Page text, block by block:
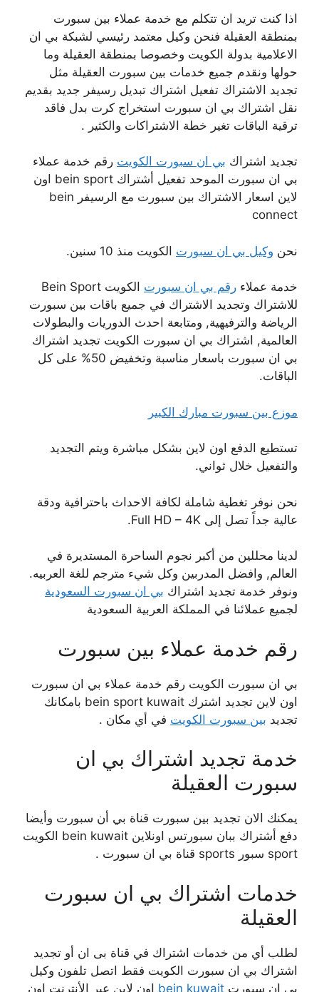
اذا كنت تريد ان تتكلم مع خدمة عملاء بين سبورت
بمنطقة العقيلة فنحن وكيل معتمد رئيسي لشبكة بي ان
الاعلامية بدولة الكويت وخصوصا بمنطقة العقيلة وما
حولها ونقدم جميع خدمات بين سبورت العقيلة مثل
تجديد الاشتراك تفعيل اشتراك تبديل رسيفر جديد بقديم
نقل اشتراك بي ان سبورت استخراج كرت بدل فاقد
ترقية الباقات تغير خطة الاشتراكات والكثير .
تجديد اشتراك بي ان سبورت الكويت رقم خدمة عملاء
بي ان سبورت الموحد تفعيل أشتراك bein sport اون
لاين اسعار الاشتراك بين سبورت مع الرسيفر bein
connect
نحن وكيل بي ان سبورت الكويت منذ 10 سنين.
خدمة عملاء رقم بي ان سبورت
الكويت Bein Sport
للاشتراك وتجديد الاشتراك في جميع باقات بين سبورت
الرياضة والترفيهية, ومتابعة احدث الدوريات والبطولات
العالمية, اشتراك بي ان سبورت الكويت تجديد اشتراك
بي ان سبورت باسعار مناسبة وتخفيض 50% على كل
الباقات.
موزع بين سبورت مبارك الكبير
تستطيع الدفع اون لاين بشكل مباشرة ويتم التجديد
والتفعيل خلال ثواني.
نحن نوفر تغطية شاملة لكافة الاحداث باحترافية ودقة
عالية جداً تصل إلى Full HD – 4K.
لدينا محللين من أكبر نجوم الساحرة المستديرة في
العالم, وافضل المدربين وكل شيء مترجم للغة العربيه.
ونوفر خدمة تجديد اشتراك بي ان سبورت السعودية
لجميع عملائنا في المملكة العربية السعودية
رقم خدمة عملاء بين سبورت
بي ان سبورت الكويت رقم خدمة عملاء بي ان سبورت
اون لاين تجديد اشترك bein sport kuwait بامكانك
تجديد بين سبورت الكويت في أي مكان .
خدمة تجديد اشتراك بي ان
سبورت العقيلة
يمكنك الان تجديد بين سبورت قناة بي أن سبورت وأيضا
دفع أشتراك ببان سبورتس اونلاين bein kuwait الكويت
sport سبور sports قناة بي ان سبورت .
خدمات اشتراك بي ان سبورت
العقيلة
لطلب أي من خدمات اشتراك في قناة بى ان أو تجديد
اشتراك بي ان سبورت الكويت فقط اتصل تلفون وكيل
بي ان سبورت bein kuwait اون لاين عبر الأنترنت اون